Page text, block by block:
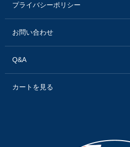
プライバシーポリシー
お問い合わせ
Q&A
カートを見る